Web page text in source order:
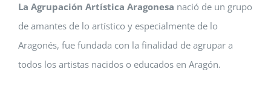
La Agrupación Artística Aragonesa nació de un grupo
de amantes de lo artístico y especialmente de lo
Aragonés, fue fundada con la finalidad de agrupar a
todos los artistas nacidos o educados en Aragón.